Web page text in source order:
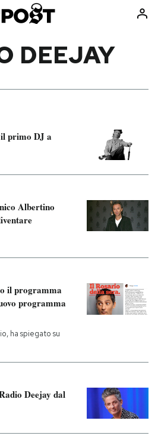
Consumismi
Europa
DEEJAY
primo DJ a
Albertino
il programma
programma
ha spiegato su
Deejay dal